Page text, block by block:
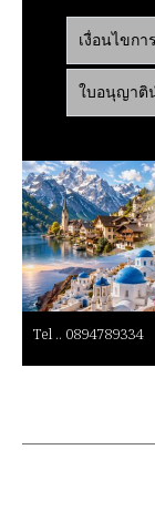
เงื่อนไขกา
ใบอนุญาติ
Tel .. 0894789334